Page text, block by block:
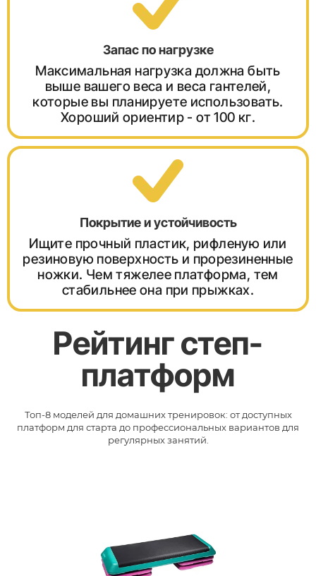
Запас по нагрузке
Максимальная нагрузка должна быть
выше вашего веса и веса гантелей,
которые вы планируете использовать.
Хороший ориентир - от 100 кг.
Покрытие и устойчивость
Ищите прочный пластик, рифленую или
резиновую поверхность и прорезиненные
ножки. Чем тяжелее платформа, тем
стабильнее она при прыжках.
Рейтинг степ-
платформ
Топ-8 моделей для домашних тренировок: от доступных
платформ для старта до профессиональных вариантов для
регулярных занятий.